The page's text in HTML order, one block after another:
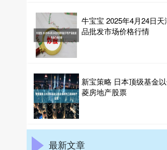
牛宝宝 2025年4月24日
品批发市场价格行情
新宝策略 日本顶级基金
菱房地产股票
最新文章